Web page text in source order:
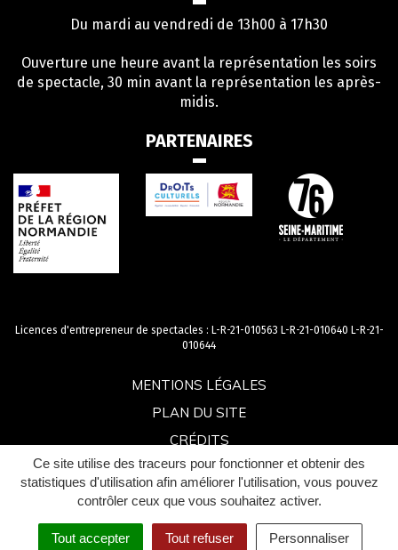
Ce site utilise des traceurs pour fonctionner et obtenir des
statistiques d'utilisation afin améliorer l'utilisation, vous pouvez
contrôler ceux que vous souhaitez activer.
Tout accepter Tout refuser Personnaliser
Du mardi au vendredi de 13h00 à 17h30
Ouverture une heure avant la représentation les soirs
de spectacle, 30 min avant la représentation les après-
midis.
PARTENAIRES
Licences d'entrepreneur de spectacles : L-R-21-010563 L-R-21-010640 L-R-21-
010644
MENTIONS LÉGALES
PLAN DU SITE
CRÉDITS
ACCESSIBILITÉ : PARTIELLEMENT CONFORME